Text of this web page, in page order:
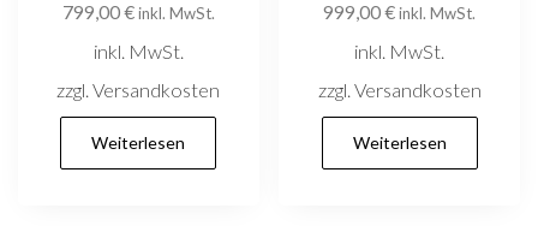
799,00€inkl. MwSt.
inkl. MwSt.
zzgl. Versandkosten
Weiterlesen
999,00€inkl. MwSt.
inkl. MwSt.
zzgl. Versandkosten
Weiterlesen